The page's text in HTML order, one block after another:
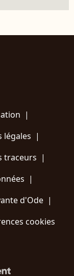
|
légales |
traceurs |
|
d'Ode |
cookies